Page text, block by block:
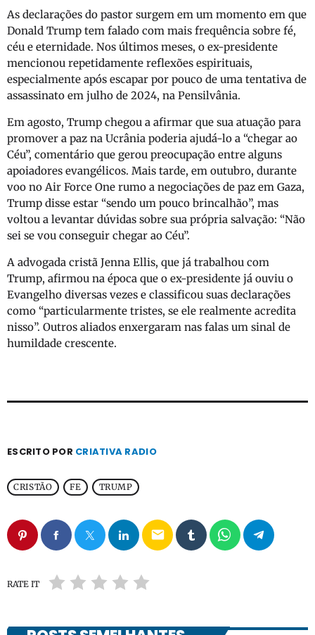
As declarações do pastor surgem em um momento em que
Donald Trump tem falado com mais frequência sobre fé,
céu e eternidade. Nos últimos meses, o ex-presidente
mencionou repetidamente reflexões espirituais,
especialmente após escapar por pouco de uma tentativa de
assassinato em julho de 2024, na Pensilvânia.
Em agosto, Trump chegou a afirmar que sua atuação para
promover a paz na Ucrânia poderia ajudá-lo a “chegar ao
Céu”, comentário que gerou preocupação entre alguns
apoiadores evangélicos. Mais tarde, em outubro, durante
voo no Air Force One rumo a negociações de paz em Gaza,
Trump disse estar “sendo um pouco brincalhão”, mas
voltou a levantar dúvidas sobre sua própria salvação: “Não
sei se vou conseguir chegar ao Céu”.
A advogada cristã Jenna Ellis, que já trabalhou com
Trump, afirmou na época que o ex-presidente já ouviu o
Evangelho diversas vezes e classificou suas declarações
como “particularmente tristes, se ele realmente acredita
nisso”. Outros aliados enxergaram nas falas um sinal de
humildade crescente.
ESCRITO POR CRIATIVA RADIO
CRISTÃO FE TRUMP
email
RATE IT